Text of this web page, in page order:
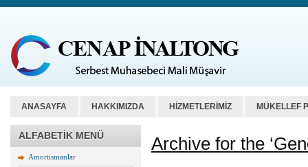
ANASAYFA HAKKIMIZDA HİZMETLERİMİZ MÜKELLEF
ALFABETİK MENÜ
Amortismanlar
Archive for the